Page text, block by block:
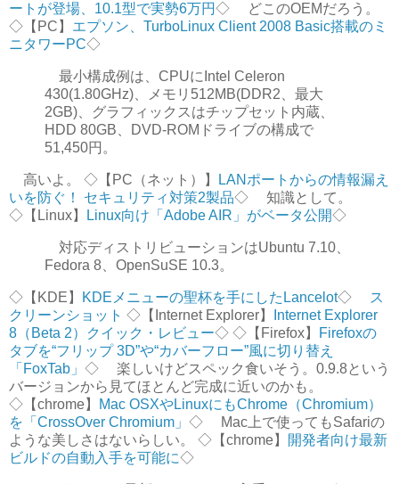
ートが登場、10.1型で実勢6万円◇ どこのOEMだろう。
◇【PC】 エプソン、TurboLinux Client 2008 Basic搭載のミ
ニタワーPC◇
最小構成例は、CPUにIntel Celeron
430(1.80GHz)、メモリ512MB(DDR2、最大
2GB)、グラフィックスはチップセット内蔵、
HDD 80GB、DVD-ROMドライブの構成で
51,450円。
高いよ。 ◇【PC（ネット）】
LANポートからの情報漏え
いを防ぐ！ セキュリティ対策2製品◇ 知識として。
◇【Linux】
Linux向け「Adobe AIR」がベータ公開◇
対応ディストリビューションはUbuntu 7.10、
Fedora 8、OpenSuSE 10.3。
◇【KDE】 KDEメニューの聖杯を手にしたLancelot◇
ス
クリーンショット ◇【Internet Explorer】
Internet Explorer
8（Beta 2）クイック・レビュー◇ ◇【Firefox】
Firefoxの
タブを“フリップ 3D”や“カバーフロー”風に切り替え
「FoxTab」 ◇ 楽しいけどスペック食いそう。0.9.8という
バージョンから見てほとんど完成に近いのかも。
◇【chrome】
Mac OSXやLinuxにもChrome（Chromium）
を「CrossOver Chromium」 ◇ Mac上で使ってもSafariの
ような美しさはないらしい。 ◇【chrome】
開発者向け最新
ビルドの自動入手を可能に◇